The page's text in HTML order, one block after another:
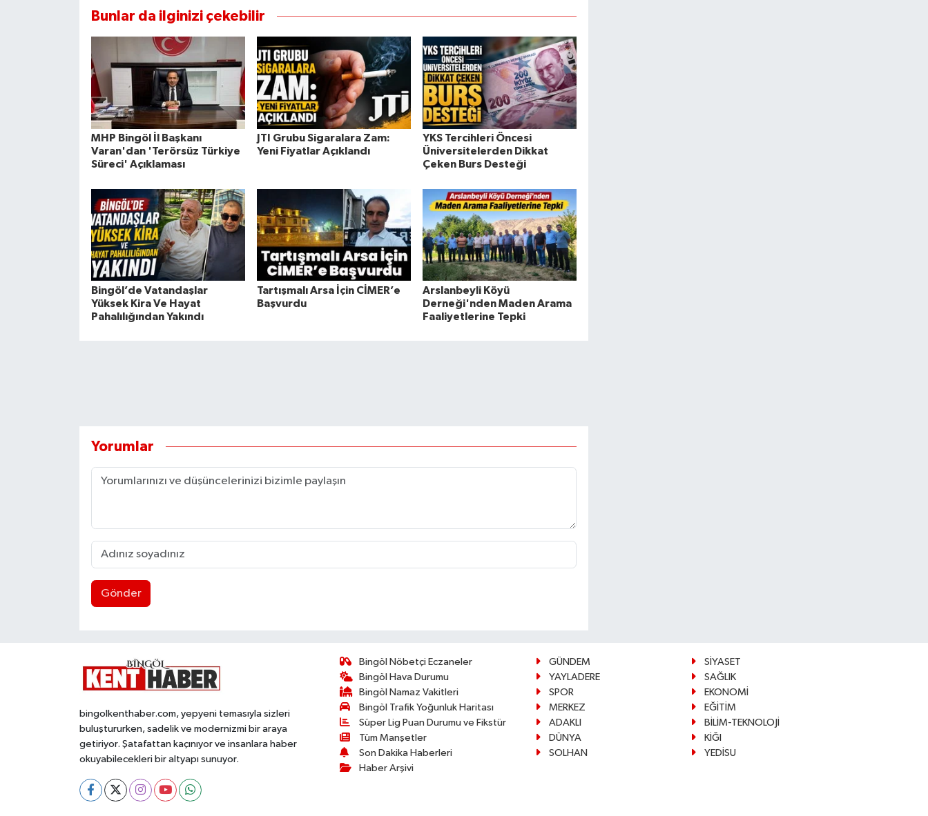
Bunlar da ilginizi çekebilir
MHP Bingöl İl Başkanı
Varan'dan 'Terörsüz Türkiye
Süreci' Açıklaması
JTI Grubu Sigaralara Zam:
Yeni Fiyatlar Açıklandı
YKS Tercihleri Öncesi
Üniversitelerden Dikkat
Çeken Burs Desteği
Bingöl’de Vatandaşlar
Yüksek Kira Ve Hayat
Pahalılığından Yakındı
Tartışmalı Arsa İçin CİMER’e
Başvurdu
Arslanbeyli Köyü
Derneği'nden Maden Arama
Faaliyetlerine Tepki
Yorumlar
Gönder
bingolkenthaber.com, yepyeni temasıyla sizleri
buluştururken, sadelik ve modernizmi bir araya
getiriyor. Şatafattan kaçınıyor ve insanlara haber
okuyabilecekleri bir altyapı sunuyor.
Bingöl Nöbetçi Eczaneler
Bingöl Hava Durumu
Bingöl Namaz Vakitleri
Bingöl Trafik Yoğunluk Haritası
Süper Lig Puan Durumu ve Fikstür
Tüm Manşetler
Son Dakika Haberleri
Haber Arşivi
GÜNDEM
SİYASET
YAYLADERE
SAĞLIK
SPOR
EKONOMİ
MERKEZ
EĞİTİM
ADAKLI
BİLİM-TEKNOLOJİ
DÜNYA
KİĞI
SOLHAN
YEDİSU